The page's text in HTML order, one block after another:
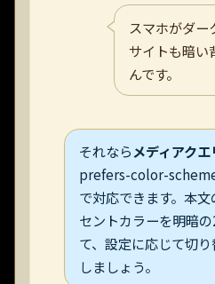
スマホがダー
サイトも暗い
んです。
それならメディアクエ
prefers-color-
で対応できます。本文
セントカラーを明暗
て、設定に応じて切
しましょう。